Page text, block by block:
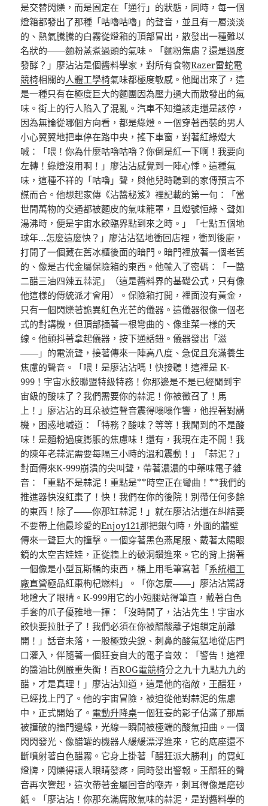
是交替閃爍，而是固定在「通行」的狀態，同時，每一個
燈箱都發出了那種「咕嚕咕嚕」的聲音，並且有一層淡淡
的、熱氣騰騰的白霧從燈箱的頂部冒出，散發出一種難以
名狀的——麵粉蒸煮過頭的氣味。「麵粉焦慮？還是過度
發酵？」廖沾沾是個醬料學家，對所有食物Razer雷蛇電
競椅相關的人體工學椅氣味都極度敏感。他聞出來了，這
是一種只有在極度巨大的麵團因為壓力過大而散發出的氣
味。街上的行人陷入了混亂。汽車不知道該走還是該停，
因為無論從哪個方向看，都是綠燈。一個穿著西裝的男人
小心翼翼地把車停在路中央，搖下車窗，對著紅綠燈大
喊：「喂！你為什麼咕嚕咕嚕？你倒是紅一下啊！我要向
左轉！綠燈沒用啊！」廖沾沾感覺到一陣心悸。這種氣
味，這種不祥的「咕嚕」聲，與他兒時聽到的家傳預言不
謀而合。他想起家傳《沾醬秘笈》裡記載的第一句：「當
世間萬物的交通都被麵皮的氣味籠罩，且燈號恒綠、聲如
湯沸時，便是宇宙水餃臨界點到來之時。」「七點五個地
球年…怎麼這麼快？」廖沾沾猛地衝回店裡，衝到後廚，
打開了一個藏在舊冰櫃後面的暗門。暗門裡放著一個老舊
的、像是古代金屬保險箱的東西。他輸入了密碼：「一醬
二醋三油四辣五蒜泥」（這是醬料界的基礎公式，只有像
他這樣的傳統派才會用）。保險箱打開，裡面沒有黃金，
只有一個閃爍著詭異紅色光芒的儀器。這儀器很像一個老
式的對講機，但頂部插著一根彎曲的、像韭菜一樣的天
線。他顫抖著拿起儀器，按下通話鈕。儀器發出「滋
——」的電流聲，接著傳來一陣高八度、急促且充滿養生
焦慮的聲音。「喂！是廖沾沾嗎！快接聽！這裡是 K-
999！宇宙水餃聯盟特級特務！你那邊是不是已經聞到宇
宙級的酸味了？我們需要你的蒜泥！你被徵召了！馬
上！」廖沾沾的耳朵被這聲音震得嗡嗡作響，他捏著對講
機，困惑地喊道：「特務？酸味？等等！我聞到的不是酸
味！是麵粉過度膨脹的焦慮味！還有，我現在走不開！我
的陳年老蒜泥需要每隔三小時的溫和震動！」「蒜泥？」
對面傳來K-999崩潰的尖叫聲，帶著濃濃的中藥味電子雜
音：「重點不是蒜泥！重點是**時空正在彎曲！**我們的
推進器快沒紅棗了！快！我們在你的後院！別帶任何多餘
的東西！除了——你那缸蒜泥！」就在廖沾沾還在糾結要
不要帶上他最珍愛的Enjoy121那把銀勺時，外面的牆壁
傳來一聲巨大的撞擊。一個穿著黑色燕尾服、戴著太陽眼
鏡的太空吉娃娃，正從牆上的破洞鑽進來。它的背上揹著
一個像是小型瓦斯桶的東西，桶上用毛筆寫著「系統櫃工
廠直營極品紅棗枸杞燃料」。「你怎麼——」廖沾沾驚訝
地瞪大了眼睛。K-999用它的小短腿站得筆直，戴著白色
手套的爪子優雅地一揮：「沒時間了，沾沾先生！宇宙水
餃快要拉肚子了！我們必須在你被醋酸離子炮鎖定前離
開！」話音未落，一股極致尖銳、刺鼻的酸氣猛地從店門
口灌入，伴隨著一個狂妄自大的電子音效：「警告！這裡
的醬油比例嚴重失衡！百ROG電競椅分之九十九點九九的
醋，才是真理！」廖沾沾知道，這是他的宿敵，王醋狂，
已經找上門了。他的宇宙冒險，被迫從他對蒜泥的焦慮
中，正式開始了。 電動升降桌一個狂妄的影子佔滿了那扇
被撞破的牆門邊緣，光線一瞬間被極端的酸氣扭曲。一個
閃閃發光、像醋罐的機器人緩緩漂浮進來，它的底座還不
斷噴射著白色醋霧。它身上掛著「醋狂派大勝利」的霓虹
燈牌，閃爍得讓人眼睛發疼，同時發出警報。王醋狂的聲
音再次響起，這次帶著金屬回音的嘲弄，刺耳得像是磨砂
紙。「廖沾沾！你那充滿腐敗氣味的蒜泥，是對醬料學的